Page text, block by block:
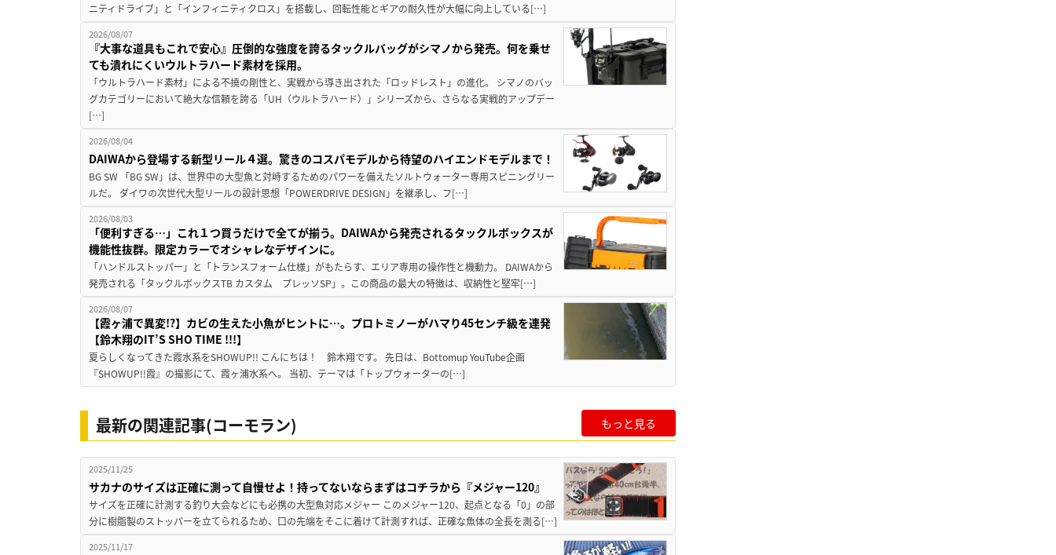
ニティドライブ」と「インフィニティクロス」を搭載し、回転性能とギアの耐久性が大幅に向上している[…]
2026/08/07
『大事な道具もこれで安心』圧倒的な強度を誇るタックルバッグがシマノから発売。何を乗せ
ても潰れにくいウルトラハード素材を採用。
「ウルトラハード素材」による不撓の剛性と、実戦から導き出された「ロッドレスト」の進化。 シマノのバッ
グカテゴリーにおいて絶大な信頼を誇る「UH（ウルトラハード）」シリーズから、さらなる実戦的アップデー
[…]
2026/08/04
DAIWAから登場する新型リール４選。驚きのコスパモデルから待望のハイエンドモデルまで！
BG SW 「BG SW」は、世界中の大型魚と対峙するためのパワーを備えたソルトウォーター専用スピニングリー
ルだ。 ダイワの次世代大型リールの設計思想「POWERDRIVE DESIGN」を継承し、フ[…]
2026/08/03
「便利すぎる…」これ１つ買うだけで全てが揃う。DAIWAから発売されるタックルボックスが
機能性抜群。限定カラーでオシャレなデザインに。
「ハンドルストッパー」と「トランスフォーム仕様」がもたらす、エリア専用の操作性と機動力。 DAIWAから
発売される「タックルボックスTB カスタム プレッソSP」。この商品の最大の特徴は、収納性と堅牢[…]
2026/08/07
【霞ヶ浦で異変!?】カビの生えた小魚がヒントに…。プロトミノーがハマり45センチ級を連発
【鈴木翔のIT’S SHO TIME !!!】
夏らしくなってきた霞水系をSHOWUP!! こんにちは！ 鈴木翔です。 先日は、Bottomup YouTube企画
『SHOWUP!!霞』の撮影にて、霞ヶ浦水系へ。 当初、テーマは「トップウォーターの[…]
最新の関連記事(コーモラン) もっと見る
2025/11/25
サカナのサイズは正確に測って自慢せよ！持ってないならまずはコチラから『メジャー120』
サイズを正確に計測する釣り大会などにも必携の大型魚対応メジャー このメジャー120、起点となる「0」の部
分に樹脂製のストッパーを立てられるため、口の先端をそこに着けて計測すれば、正確な魚体の全長を測る[…]
2025/11/17